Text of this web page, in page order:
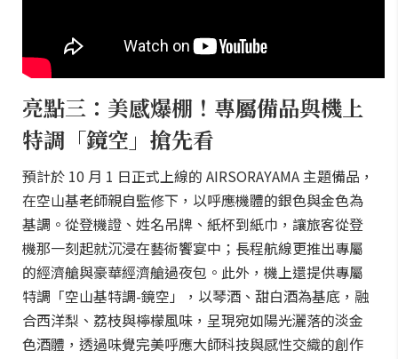
亮點三：美感爆棚！專屬備品與機上
特調「鏡空」搶先看
預計於 10 月 1 日正式上線的 AIRSORAYAMA 主題備品，
在空山基老師親自監修下，以呼應機體的銀色與金色為
基調。從登機證、姓名吊牌、紙杯到紙巾，讓旅客從登
機那一刻起就沉浸在藝術饗宴中；長程航線更推出專屬
的經濟艙與豪華經濟艙過夜包。此外，機上還提供專屬
特調「空山基特調-鏡空」，以琴酒、甜白酒為基底，融
合西洋梨、荔枝與檸檬風味，呈現宛如陽光灑落的淡金
色酒體，透過味覺完美呼應大師科技與感性交織的創作